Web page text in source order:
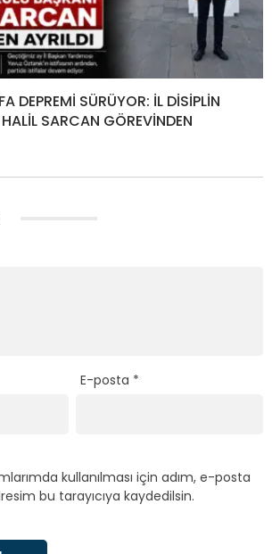
DEPREMİ SÜRÜYOR: İL DİSİPLİN
SARCAN GÖREVİNDEN
E-posta *
kullanılması için adım, e-posta
bu tarayıcıya kaydedilsin.